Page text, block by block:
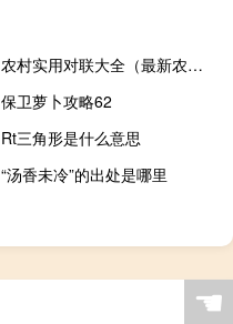
农村实用对联大全（最新农村实用对联）
保卫萝卜攻略62
Rt三角形是什么意思
“汤香未冷”的出处是哪里
☚